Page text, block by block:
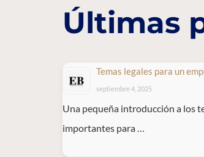
Últimas
Temas legales para un
septiembre 4, 2025
Una pequeña introducción a los
importantes para …